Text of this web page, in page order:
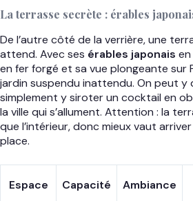
La terrasse secrète : érables
De l’autre côté de la verrière, une
attend. Avec ses érables japonais
en fer forgé et sa vue plongeante sur
jardin suspendu inattendu. On peut y
simplement y siroter un cocktail en
la ville qui s’allument. Attention : la
que l’intérieur, donc mieux vaut
place.
Espace Capacité Ambiance